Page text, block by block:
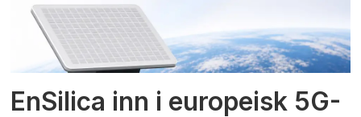
EnSilica inn i europeisk 5G-